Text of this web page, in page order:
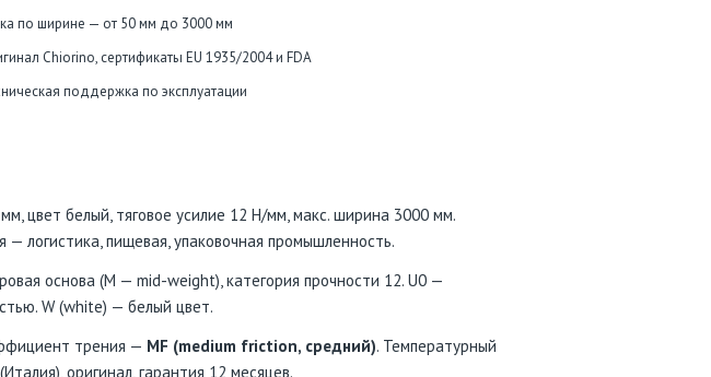
по ширине — от 50 мм до 3000 мм
Chiorino, сертификаты EU 1935/2004 и FDA
поддержка по эксплуатации
цвет белый, тяговое усилие 12 Н/мм, макс. ширина 3000 мм.
логистика, пищевая, упаковочная промышленность.
основа (M — mid-weight), категория прочности 12. U0 —
W (white) — белый цвет.
трения — MF (medium friction, средний). Температурный
оригинал, гарантия 12 месяцев.